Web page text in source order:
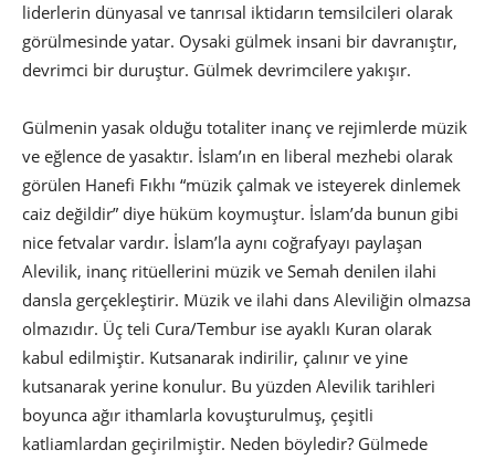
liderlerin dünyasal ve tanrısal iktidarın temsilcileri olarak
görülmesinde yatar. Oysaki gülmek insani bir davranıştır,
devrimci bir duruştur. Gülmek devrimcilere yakışır.
Gülmenin yasak olduğu totaliter inanç ve rejimlerde müzik
ve eğlence de yasaktır. İslam’ın en liberal mezhebi olarak
görülen Hanefi Fıkhı “müzik çalmak ve isteyerek dinlemek
caiz değildir” diye hüküm koymuştur. İslam’da bunun gibi
nice fetvalar vardır. İslam’la aynı coğrafyayı paylaşan
Alevilik, inanç ritüellerini müzik ve Semah denilen ilahi
dansla gerçekleştirir. Müzik ve ilahi dans Aleviliğin olmazsa
olmazıdır. Üç teli Cura/Tembur ise ayaklı Kuran olarak
kabul edilmiştir. Kutsanarak indirilir, çalınır ve yine
kutsanarak yerine konulur. Bu yüzden Alevilik tarihleri
boyunca ağır ithamlarla kovuşturulmuş, çeşitli
katliamlardan geçirilmiştir. Neden böyledir? Gülmede